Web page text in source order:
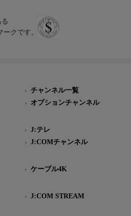
クです。
チャンネル一覧
オプションチャンネル
J:テレ
J:COMチャンネル
ケーブル4K
J:COM STREAM